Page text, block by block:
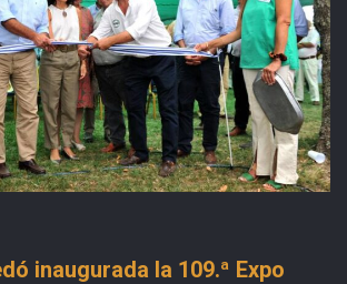
inaugurada la 109.ª Expo